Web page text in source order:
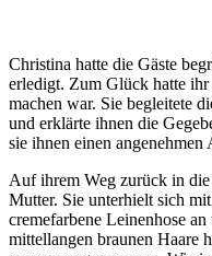
Christina hatte die Gäste
erledigt. Zum Glück hatte
machen war. Sie begleitete
und erklärte ihnen die
sie ihnen einen
Auf ihrem Weg zurück in
Mutter. Sie unterhielt sich
cremefarbene Leinenhose
mittellangen braunen Haare